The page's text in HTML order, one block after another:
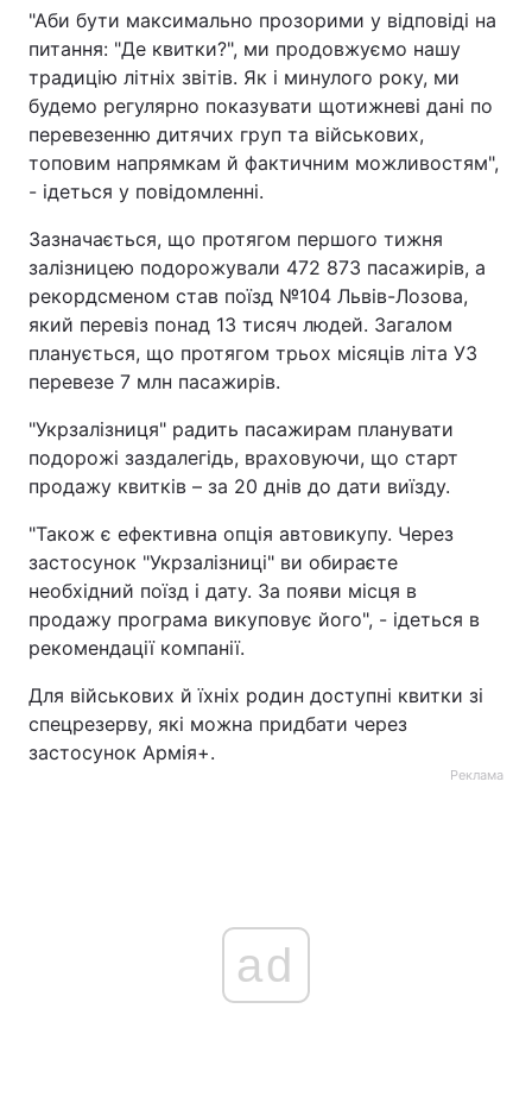
"Аби бути максимально прозорими у відповіді на
питання: "Де квитки?", ми продовжуємо нашу
традицію літніх звітів. Як і минулого року, ми
будемо регулярно показувати щотижневі дані по
перевезенню дитячих груп та військових,
топовим напрямкам й фактичним можливостям",
- ідеться у повідомленні.
Зазначається, що протягом першого тижня
залізницею подорожували 472 873 пасажирів, а
рекордсменом став поїзд №104 Львів-Лозова,
який перевіз понад 13 тисяч людей. Загалом
планується, що протягом трьох місяців літа УЗ
перевезе 7 млн пасажирів.
"Укрзалізниця" радить пасажирам планувати
подорожі заздалегідь, враховуючи, що старт
продажу квитків – за 20 днів до дати виїзду.
"Також є ефективна опція автовикупу. Через
застосунок "Укрзалізниці" ви обираєте
необхідний поїзд і дату. За появи місця в
продажу програма викуповує його", - ідеться в
рекомендації компанії.
Для військових й їхніх родин доступні квитки зі
спецрезерву, які можна придбати через
застосунок Армія+.
Реклама
ad